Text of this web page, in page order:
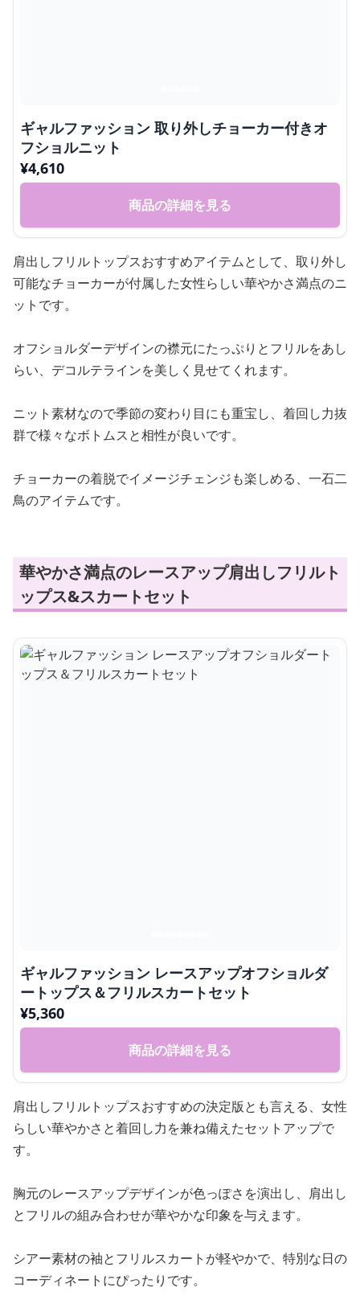
ギャルファッション 取り外しチョーカー付きオ
フショルニット
¥4,610
商品の詳細を見る
肩出しフリルトップスおすすめアイテムとして、取り外し
可能なチョーカーが付属した女性らしい華やかさ満点のニ
ットです。
オフショルダーデザインの襟元にたっぷりとフリルをあし
らい、デコルテラインを美しく見せてくれます。
ニット素材なので季節の変わり目にも重宝し、着回し力抜
群で様々なボトムスと相性が良いです。
チョーカーの着脱でイメージチェンジも楽しめる、一石二
鳥のアイテムです。
華やかさ満点のレースアップ肩出しフリルト
ップス&スカートセット
ギャルファッション レースアップオフショルダ
ートップス＆フリルスカートセット
¥5,360
商品の詳細を見る
肩出しフリルトップスおすすめの決定版とも言える、女性
らしい華やかさと着回し力を兼ね備えたセットアップで
す。
胸元のレースアップデザインが色っぽさを演出し、肩出し
とフリルの組み合わせが華やかな印象を与えます。
シアー素材の袖とフリルスカートが軽やかで、特別な日の
コーディネートにぴったりです。